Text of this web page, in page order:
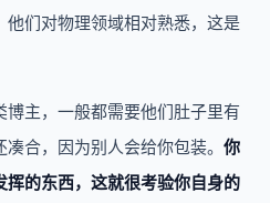
们对物理领域相对熟悉，这是
主，一般都需要他们肚子里有
合，因为别人会给你包装。 你
的东西，这就很考验你自身的